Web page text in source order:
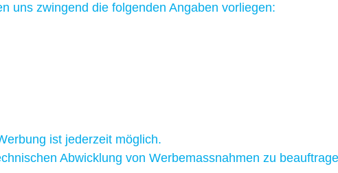
uns zwingend die folgenden Angaben vorliegen:
ist jederzeit möglich.
Abwicklung von Werbemassnahmen zu